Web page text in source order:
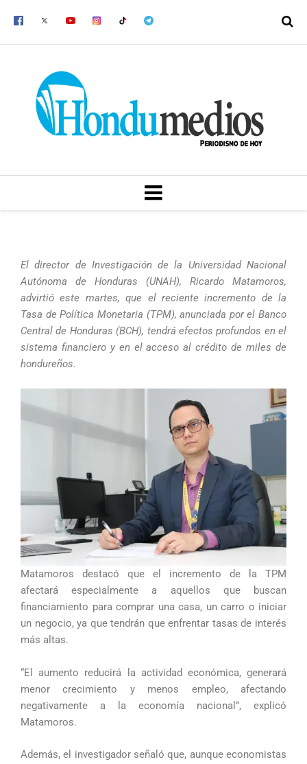
MENU
El director de Investigación de la Universidad Nacional
Autónoma de Honduras (UNAH), Ricardo Matamoros,
advirtió este martes, que el reciente incremento de la
Tasa de Política Monetaria (TPM), anunciada por el Banco
Central de Honduras (BCH), tendrá efectos profundos en el
sistema financiero y en el acceso al crédito de miles de
hondureños.
Matamoros destacó que el incremento de la TPM
afectará especialmente a aquellos que buscan
financiamiento para comprar una casa, un carro o iniciar
un negocio, ya que tendrán que enfrentar tasas de interés
más altas.
“El aumento reducirá la actividad económica, generará
menor crecimiento y menos empleo, afectando
negativamente a la economía nacional”, explicó
Matamoros.
Además, el investigador señaló que, aunque economistas